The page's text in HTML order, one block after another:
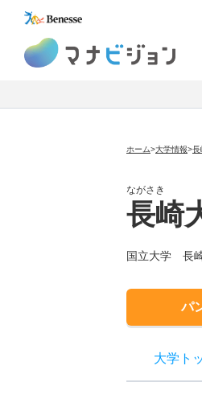
ホーム>大学情報>長
ながさき
長崎
国立大学 長
パ
大学ト